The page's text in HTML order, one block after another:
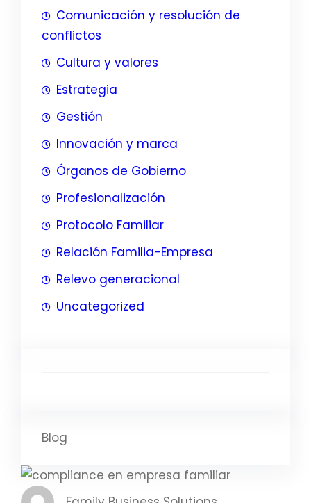
Comunicación y resolución de
conflictos
Cultura y valores
Estrategia
Gestión
Innovación y marca
Órganos de Gobierno
Profesionalización
Protocolo Familiar
Relación Familia-Empresa
Relevo generacional
Uncategorized
Blog